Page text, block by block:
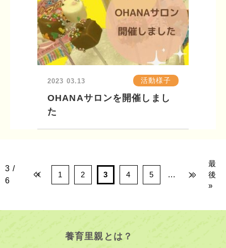
2023 03.13 活動様子
OHANAサロンを開催しまし
た
3 /
6
« 1 2 3 4 5 ... »
最
後
»
養育里親とは？